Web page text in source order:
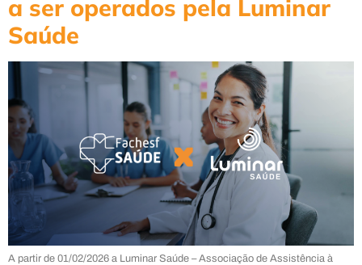
a ser operados pela Luminar
Saúde
A partir de 01/02/2026 a Luminar Saúde – Associação de Assistência à